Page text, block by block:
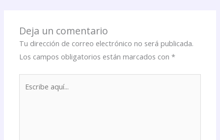
Deja un comentario
Tu dirección de correo electrónico no será publicada.
Los campos obligatorios están marcados con*